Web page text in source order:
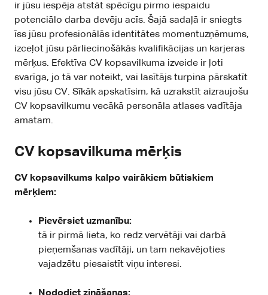
ir jūsu iespēja atstāt spēcīgu pirmo iespaidu
potenciālo darba devēju acīs. Šajā sadaļā ir sniegts
īss jūsu profesionālās identitātes momentuzņēmums,
izceļot jūsu pārliecinošākās kvalifikācijas un karjeras
mērķus. Efektīva CV kopsavilkuma izveide ir ļoti
svarīga, jo tā var noteikt, vai lasītājs turpina pārskatīt
visu jūsu CV. Sīkāk apskatīsim, kā uzrakstīt aizraujošu
CV kopsavilkumu vecākā personāla atlases vadītāja
amatam.
CV kopsavilkuma mērķis
CV kopsavilkums kalpo vairākiem būtiskiem
mērķiem:
Pievērsiet uzmanību:
tā ir pirmā lieta, ko redz vervētāji vai darbā
pieņemšanas vadītāji, un tam nekavējoties
vajadzētu piesaistīt viņu interesi.